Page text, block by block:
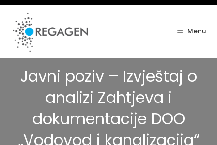
Skip
content
Menu
Javni poziv – Izvještaj o
analizi Zahtjeva i
dokumentacije DOO
„Vodovod i kanalizacija“